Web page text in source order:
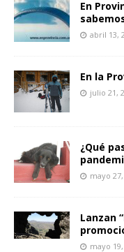
En
abril 13,
En la
julio 21,
¿Qué
mayo
Lanzan
mayo